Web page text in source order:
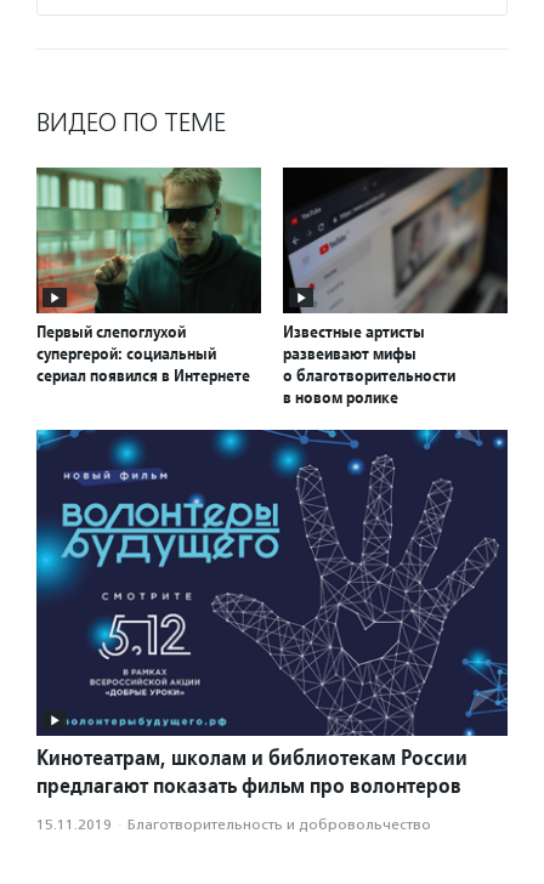
ВИДЕО ПО ТЕМЕ
Первый слепоглухой
супергерой: социальный
сериал появился в Интернете
Известные артисты
развеивают мифы
о благотворительности
в новом ролике
Кинотеатрам, школам и библиотекам России
предлагают показать фильм про волонтеров
15.11.2019 · Благотвори­тель­ность и доброволь­чест­во